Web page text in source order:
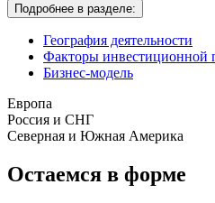
Подробнее в разделе:
География деятельности
Факторы инвестиционной
Бизнес-модель
Европа
Россия и СНГ
Северная и Южная Америка
Остаемся в форме